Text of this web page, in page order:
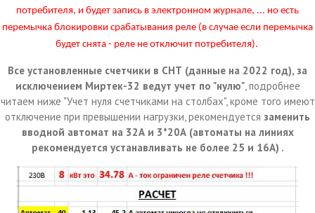
потребителя, и будет запись в электронном журнале, ... но есть
перемычка блокировки срабатывания реле (в случае если перемычка
будет снята - реле не отключит потребителя).
Все установленные счетчики в СНТ (данные на 2022 год), за
исключением Миртек-32 ведут учет по "нулю", подробнее
читаем ниже "Учет нуля счетчиками на столбах", кроме того имеют
отключение при превышении нагрузки, рекомендуется заменить
вводной автомат на 32А и 3*20А (автоматы на линиях
рекомендуется устанавливать не более 25 и 16А) .